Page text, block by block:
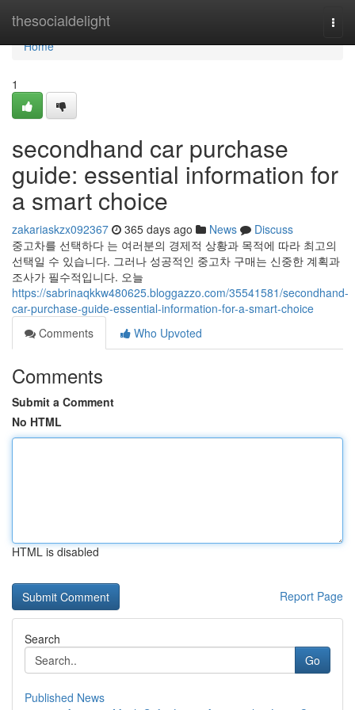
thesocialdelight
Home
Home
1
secondhand car purchase
guide: essential information for
a smart choice
zakariaskzx092367 365 days ago News
Discuss
중고차를 선택하다 는 여러분의 경제적 상황과 목적에 따라 최고의
선택일 수 있습니다. 그러나 성공적인 중고차 구매는 신중한 계획과
조사가 필수적입니다. 오늘
https://sabrinaqkkw480625.bloggazzo.com/35541581/secondhand-
car-purchase-guide-essential-information-for-a-smart-choice
Comments
Who Upvoted
Comments
Submit a Comment
No HTML
HTML is disabled
Report Page
Search
Go
Published News